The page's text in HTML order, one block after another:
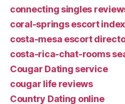
connecting singles
coral-springs escort index
costa-mesa escort
costa-rica-chat-rooms
Cougar Dating service
cougar life reviews
Country Dating online